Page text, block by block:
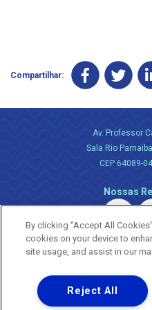
Compartilhar:
Av. Professor
Sala Rio
CEP 64089-
Nossas
Uma empresa
Copyright ®
By clicking “Accept All
cookies on your device to
site usage, and assist in our
Reject All